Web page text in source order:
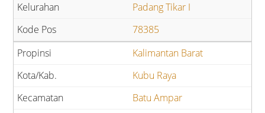
Padang Tikar I
78385
Kalimantan Barat
Kubu Raya
Batu Ampar